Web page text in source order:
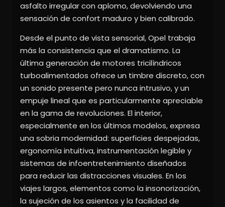
asfalto irregular con aplomo, devolviendo una
sensación de confort maduro y bien calibrado.
Desde el punto de vista sensorial, Opel trabaja
más la consistencia que el dramatismo. La
última generación de motores tricilíndricos
turboalimentados ofrece un timbre discreto, con
un sonido presente pero nunca intrusivo, y un
empuje lineal que es particularmente apreciable
en la gama de revoluciones. El interior,
especialmente en los últimos modelos, expresa
una sobria modernidad: superficies despejadas,
ergonomía intuitiva, instrumentación legible y
sistemas de infoentretenimiento diseñados
para reducir las distracciones visuales. En los
viajes largos, elementos como la insonorización,
la sujeción de los asientos y la facilidad de